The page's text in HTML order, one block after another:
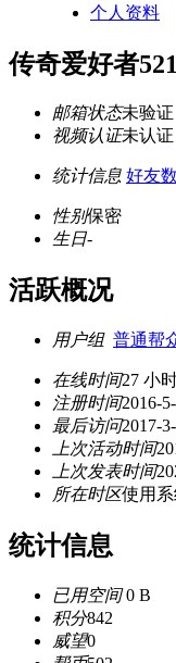
个人资料
传奇爱好者521
邮箱状态未验证
视频认证未认证
统计信息 好友
性别保密
生日-
活跃概况
用户组 普通帮
在线时间27 小
注册时间2016-
最后访问2017-
上次活动时间
上次发表时间
所在时区使用
统计信息
已用空间0 B
积分842
威望0